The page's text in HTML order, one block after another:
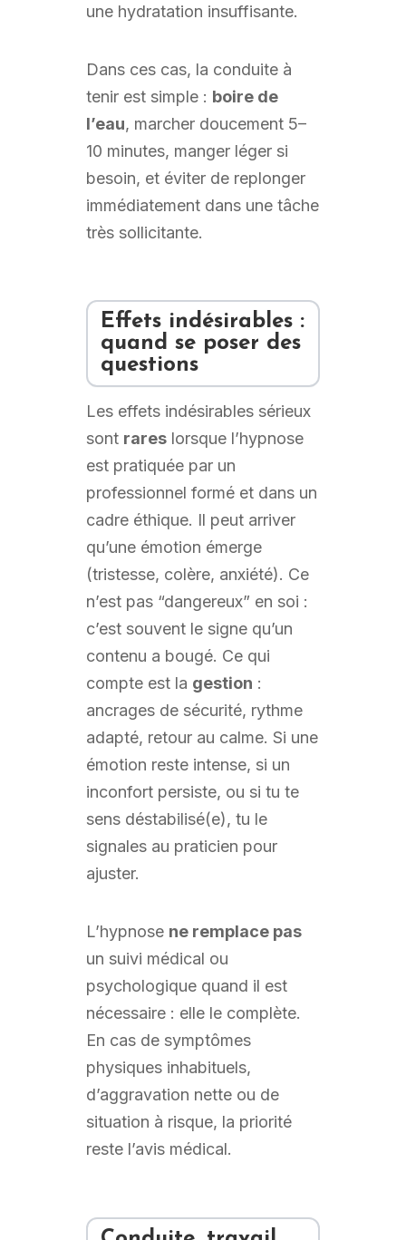
une hydratation insuffisante.
Dans ces cas, la conduite à
tenir est simple : boire de
l’eau, marcher doucement 5–
10 minutes, manger léger si
besoin, et éviter de replonger
immédiatement dans une tâche
très sollicitante.
Effets indésirables :
quand se poser des
questions
Les effets indésirables sérieux
sont rareslorsque l’hypnose
est pratiquée par un
professionnel formé et dans un
cadre éthique. Il peut arriver
qu’une émotion émerge
(tristesse, colère, anxiété). Ce
n’est pas “dangereux” en soi :
c’est souvent le signe qu’un
contenu a bougé. Ce qui
compte est la gestion :
ancrages de sécurité, rythme
adapté, retour au calme. Si une
émotion reste intense, si un
inconfort persiste, ou si tu te
sens déstabilisé(e), tu le
signales au praticien pour
ajuster.
L’hypnose ne remplace pas
un suivi médical ou
psychologique quand il est
nécessaire : elle le complète.
En cas de symptômes
physiques inhabituels,
d’aggravation nette ou de
situation à risque, la priorité
reste l’avis médical.